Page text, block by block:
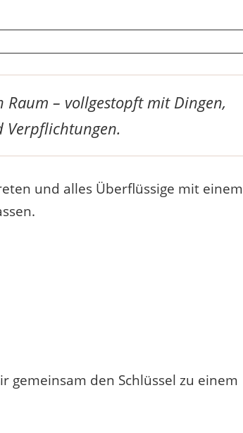
– vollgestopft mit Dingen,
Verpflichtungen.
und alles Überflüssige mit einem
gemeinsam den Schlüssel zu einem